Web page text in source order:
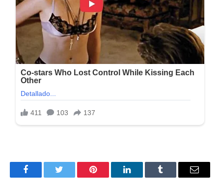
Sistema: Windows
FacebookTwitter Pinterest LinkedInTumblr Correo